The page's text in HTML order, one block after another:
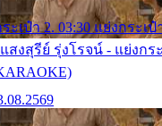
ะเป๋า 2. 03:30 แย่งกระเป๋
สงสุรีย์ รุ่งโรจน์ - แย่งกร